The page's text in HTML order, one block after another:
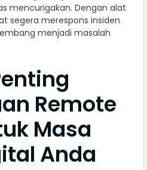
mencurigakan. Dengan alat
segera merespons insiden
menjadi masalah
Remote
Masa
Anda